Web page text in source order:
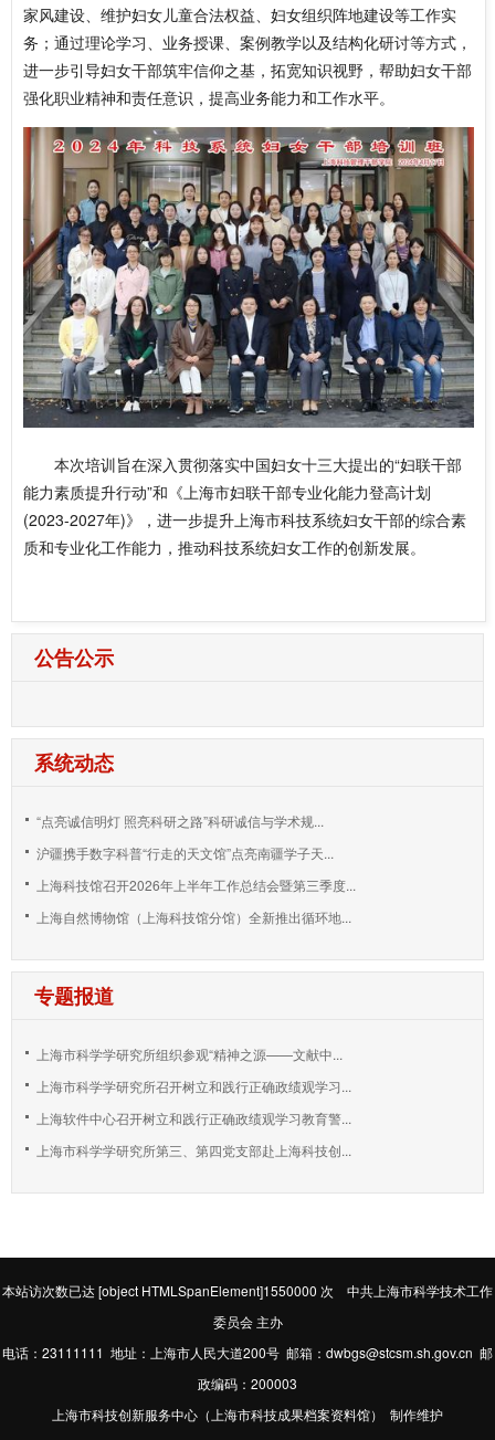
家风建设、维护妇女儿童合法权益、妇女组织阵地建设等工作实
务；通过理论学习、业务授课、案例教学以及结构化研讨等方式，
进一步引导妇女干部筑牢信仰之基，拓宽知识视野，帮助妇女干部
强化职业精神和责任意识，提高业务能力和工作水平。
本次培训旨在深入贯彻落实中国妇女十三大提出的“妇联干部
能力素质提升行动”和《上海市妇联干部专业化能力登高计划
(2023-2027年)》，进一步提升上海市科技系统妇女干部的综合素
质和专业化工作能力，推动科技系统妇女工作的创新发展。
公告公示
系统动态
“点亮诚信明灯 照亮科研之路”科研诚信与学术规...
沪疆携手数字科普“行走的天文馆”点亮南疆学子天...
上海科技馆召开2026年上半年工作总结会暨第三季度...
上海自然博物馆（上海科技馆分馆）全新推出循环地...
专题报道
上海市科学学研究所组织参观“精神之源——文献中...
上海市科学学研究所召开树立和践行正确政绩观学习...
上海软件中心召开树立和践行正确政绩观学习教育警...
上海市科学学研究所第三、第四党支部赴上海科技创...
本站访次数已达[object HTMLSpanElement]1550000 次 中共上海市科学技术工作
委员会 主办
电话：23111111 地址：上海市人民大道200号 邮箱：dwbgs@stcsm.sh.gov.cn 邮
政编码：200003
上海市科技创新服务中心（上海市科技成果档案资料馆） 制作维护